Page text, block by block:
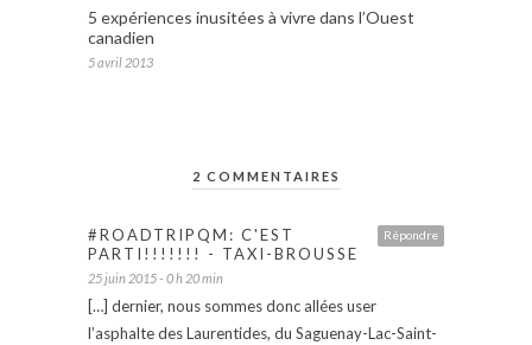
5 expériences inusitées à vivre dans l’Ouest
canadien
5 avril 2013
2 COMMENTAIRES
Répondre
#ROADTRIPQM: C'EST
PARTI!!!!!!! - TAXI-BROUSSE
25 juin 2015 - 0 h 20 min
[…] dernier, nous sommes donc allées user
l’asphalte des Laurentides, du Saguenay-Lac-Saint-